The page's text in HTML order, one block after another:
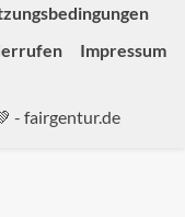
Impressum
- fairgentur.de